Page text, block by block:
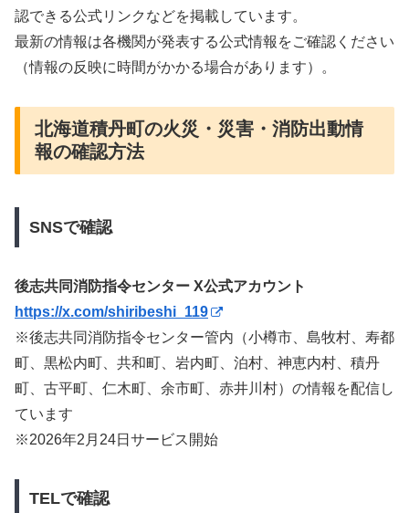
認できる公式リンクなどを掲載しています。
最新の情報は各機関が発表する公式情報をご確認ください
（情報の反映に時間がかかる場合があります）。
北海道積丹町の火災・災害・消防出動情
報の確認方法
SNSで確認
後志共同消防指令センター X公式アカウント
https://x.com/shiribeshi_119
※後志共同消防指令センター管内（小樽市、島牧村、寿都
町、黒松内町、共和町、岩内町、泊村、神恵内村、積丹
町、古平町、仁木町、余市町、赤井川村）の情報を配信し
ています
※2026年2月24日サービス開始
TELで確認